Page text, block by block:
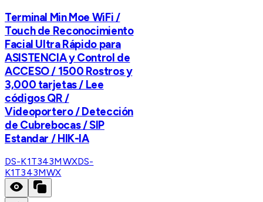
Terminal Min Moe WiFi /
Touch de Reconocimiento
Facial Ultra Rápido para
ASISTENCIA y Control de
ACCESO / 1500 Rostros y
3,000 tarjetas / Lee
códigos QR /
Videoportero / Detección
de Cubrebocas / SIP
Estandar / HIK-IA
DS-K1T343MWXDS-
K1T343MWX